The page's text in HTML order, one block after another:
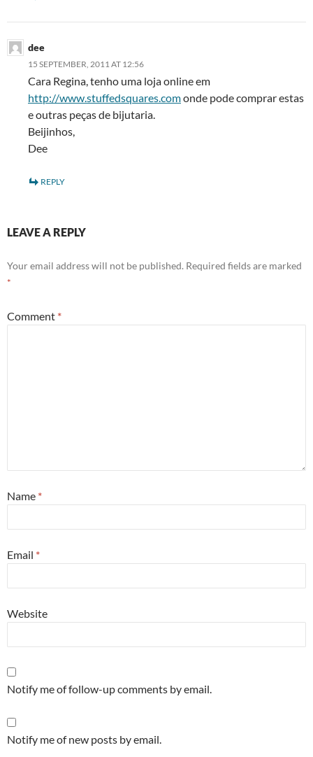
dee
15 SEPTEMBER, 2011 AT 12:56
Cara Regina, tenho uma loja online em
http://www.stuffedsquares.comonde pode comprar estas
e outras peças de bijutaria.
Beijinhos,
Dee
REPLY
LEAVE A REPLY
Your email address will not be published. Required fields are marked
*
Comment *
Name *
Email *
Website
Notify me of follow-up comments by email.
Notify me of new posts by email.